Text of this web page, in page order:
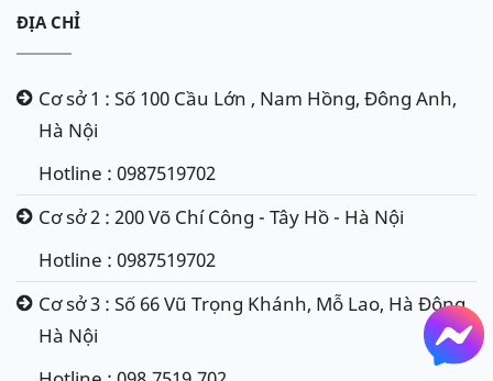
ĐỊA CHỈ
Cơ sở 1 : Số 100 Cầu Lớn , Nam Hồng, Đông Anh,
Hà Nội
Hotline : 0987519702
Cơ sở 2 : 200 Võ Chí Công - Tây Hồ - Hà Nội
Hotline : 0987519702
Cơ sở 3 : Số 66 Vũ Trọng Khánh, Mỗ Lao, Hà Đông,
Hà Nội